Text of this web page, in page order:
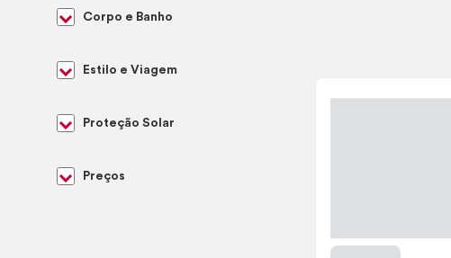
Corpo e Banho
Estilo e Viagem
Proteção Solar
Preços